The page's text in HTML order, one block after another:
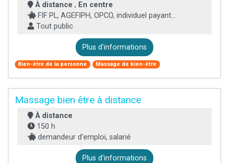
À distance , En centre
FIF PL, AGEFIPH, OPCO, individuel payant...
Tout public
Plus d'informations
Bien-être de la personne Massage de bien-être
Massage bien être à distance
À distance
150 h
demandeur d’emploi, salarié
Plus d'informations